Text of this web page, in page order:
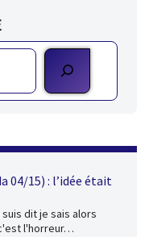
04/15) : l’idée était
dit je sais alors
l'horreur…